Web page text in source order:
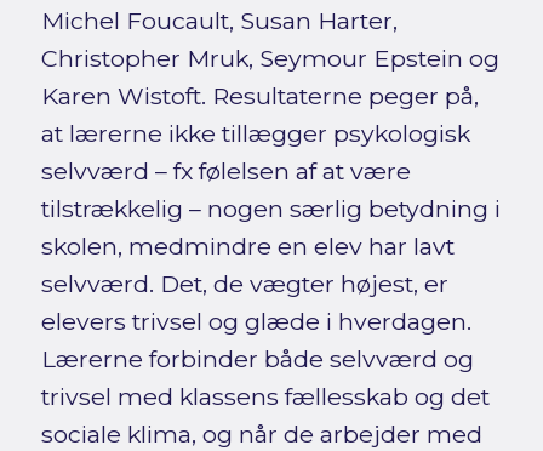
Michel Foucault, Susan Harter,
Christopher Mruk, Seymour Epstein og
Karen Wistoft. Resultaterne peger på,
at lærerne ikke tillægger psykologisk
selvværd – fx følelsen af at være
tilstrækkelig – nogen særlig betydning i
skolen, medmindre en elev har lavt
selvværd. Det, de vægter højest, er
elevers trivsel og glæde i hverdagen.
Lærerne forbinder både selvværd og
trivsel med klassens fællesskab og det
sociale klima, og når de arbejder med